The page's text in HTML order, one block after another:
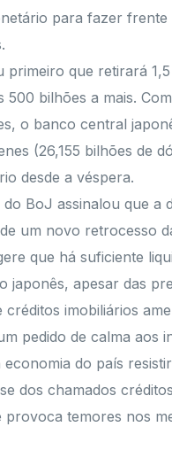
para fazer frente
primeiro que retirará
500 bilhões a mais.
o banco central
(26,155 bilhões de
desde a véspera.
BoJ assinalou que a
um novo retrocesso
que há suficiente
japonês, apesar das
créditos imobiliários
pedido de calma aos
do país
dos chamados créditos
provoca temores nos